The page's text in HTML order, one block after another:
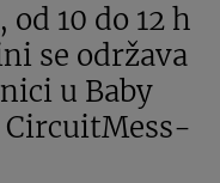
10 do 12 h
se održava
u Baby
CircuitMess-